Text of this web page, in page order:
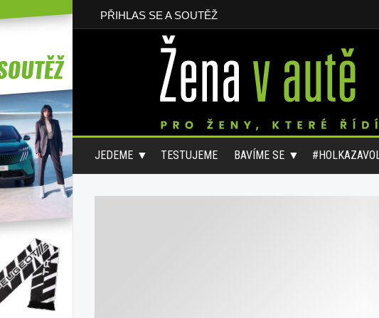
PŘIHLAS SE A SOUTĚŽ
JEDEME TESTUJEME BAVÍME SE